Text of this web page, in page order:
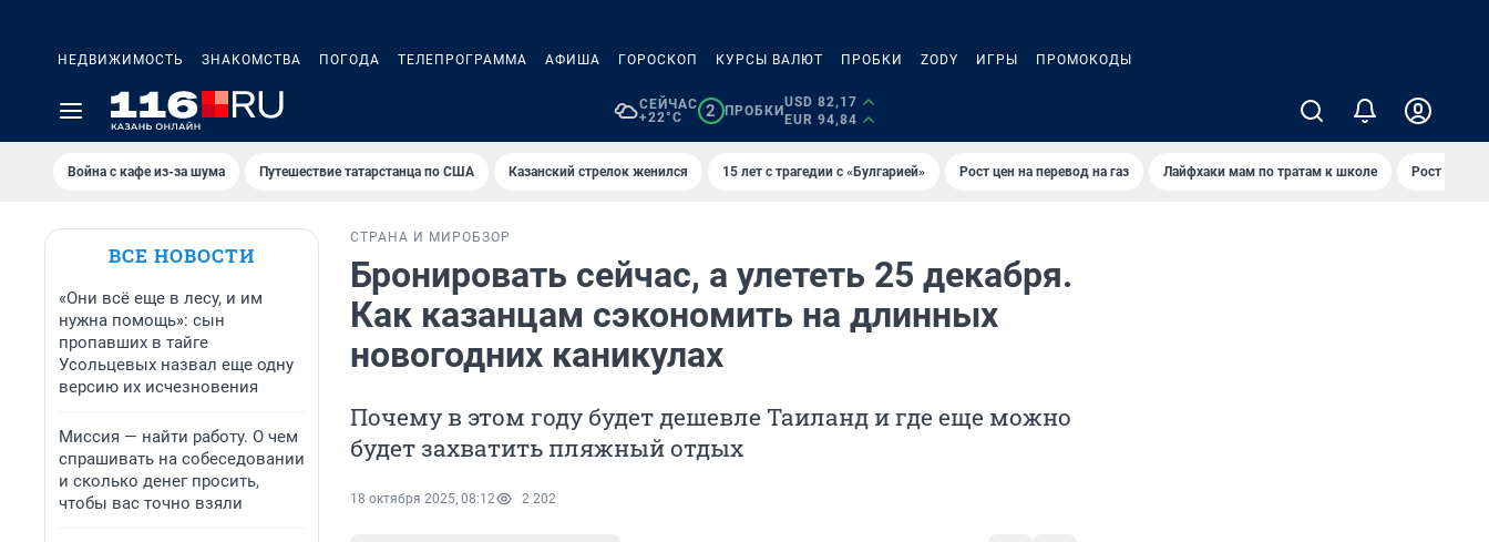
НЕДВИЖИМОСТЬ ЗНАКОМСТВА ПОГОДА ТЕЛЕПРОГРАММА АФИША ГОРОСКОП КУРСЫ ВАЛЮТ ПРОБКИ ZODY ИГРЫ ПРОМОКОДЫ
СЕЙЧАС
+22°C
2 ПРОБКИ
USD 82,17
EUR 94,84
Война с кафе из-за шума Путешествие татарстанца по США Казанский стрелок женился 15 лет с трагедии с «Булгарией» Рост цен на перевод на газ Лайфхаки мам по тратам к школе Рост цен на
ВСЕ НОВОСТИ
«Они всё еще в лесу, и им
нужна помощь»: сын
пропавших в тайге
Усольцевых назвал еще одну
версию их исчезновения
Миссия — найти работу. О чем
спрашивать на собеседовании
и сколько денег просить,
чтобы вас точно взяли
СТРАНА И МИРОБЗОР
Бронировать сейчас, а улететь 25 декабря.
Как казанцам сэкономить на длинных
новогодних каникулах
Почему в этом году будет дешевле Таиланд и где еще можно
будет захватить пляжный отдых
18 октября 2025, 08:12 2 202